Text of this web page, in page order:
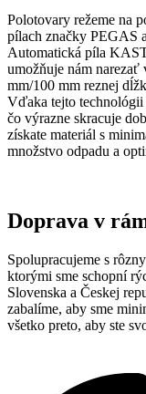
Polotovary režeme na
pílach značky PEGAS
Automatická píla
umožňuje nám narezať
mm/100 mm reznej
Vďaka tejto technológii
čo výrazne skracuje
získate materiál s
množstvo odpadu a
Doprava v
Spolupracujeme s
ktorými sme schopní
Slovenska a Českej
zabalíme, aby sme
všetko preto, aby ste